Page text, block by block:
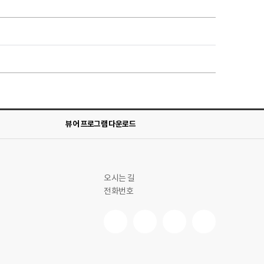
뷰어 프로그램 다운로드
오시는 길
전화번호